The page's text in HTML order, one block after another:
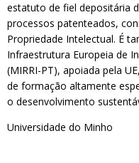
estatuto de fiel depositária
processos patenteados,
Propriedade Intelectual. É
Infraestrutura Europeia de
(MIRRI-PT), apoiada pela
de formação altamente
o desenvolvimento
Universidade do Minho